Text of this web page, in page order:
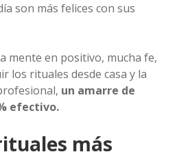
son más felices con sus
mente en positivo, mucha fe,
los rituales desde casa y la
un amarre de
efectivo.
más